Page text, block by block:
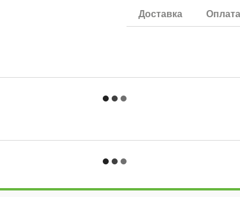
Доставка Оплата